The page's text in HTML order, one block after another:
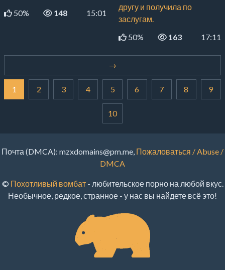
50%
148 15:01
другу и получила по
заслугам.
50%
163 17:11
→
1 2 3 4 5 6 7 8 9
10
Почта (DMCA): mzxdomains@pm.me, Пожаловаться / Abuse /
DMCA
© Похотливый вомбат- любительское порно на любой вкус.
Необычное, редкое, странное - у нас вы найдете всё это!